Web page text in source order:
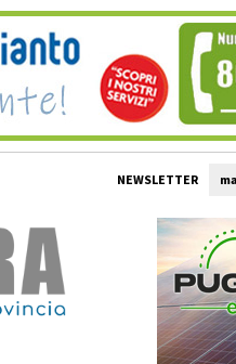
NEWSLETTER